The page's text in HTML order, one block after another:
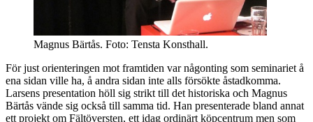
Magnus Bärtås. Foto: Tensta Konsthall.
För just orienteringen mot framtiden var någonting som seminariet å
ena sidan ville ha, å andra sidan inte alls försökte åstadkomma.
Larsens presentation höll sig strikt till det historiska och Magnus
Bärtås vände sig också till samma tid. Han presenterade bland annat
ett projekt om Fältöversten, ett idag ordinärt köpcentrum men som